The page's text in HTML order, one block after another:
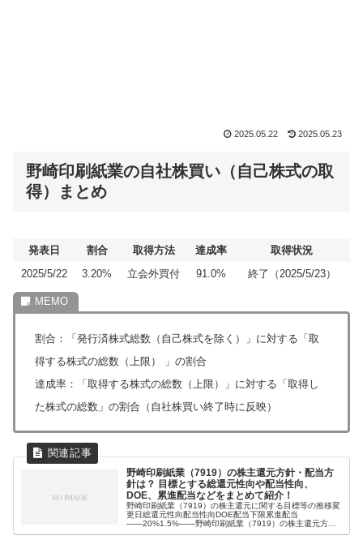
2025.05.22 2025.05.23
野崎印刷紙業の自社株買い（自己株式の取
得）まとめ
発表日 割合 取得方法 達成率
取得状況
2025/5/22
3.20% 立会外買付 91.0% 終了（2025/5/23）
割合：「発行済株式総数（自己株式を除く）」に対する「取
得する株式の総数（上限） 」の割合
達成率：「取得する株式の総数（上限）」に対する「取得し
た株式の総数」の割合（自社株買い終了時に反映）
野崎印刷紙業（7919）の株主還元方針・配当方
針は？ 目標とする総還元性向や配当性向、
DOE、累進配当などをまとめて紹介！
野崎印刷紙業（7919）の株主還元に関する目標等の推移変
更日総還元性向配当性向DOE配当下限累進配当
――20%1.5%――野崎印刷紙業（7919）の株主還元方